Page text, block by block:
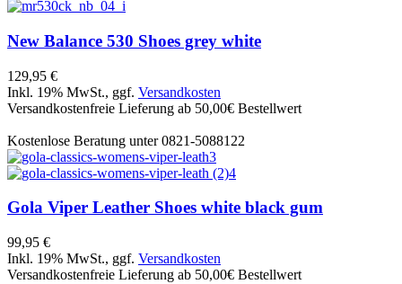
New Balance 530 Shoes grey white
129,95 €
Inkl. 19% MwSt., ggf. Versandkosten
Versandkostenfreie Lieferung ab 50,00€ Bestellwert
Kostenlose Beratung unter 0821-5088122
Gola Viper Leather Shoes white black gum
99,95 €
Inkl. 19% MwSt., ggf. Versandkosten
Versandkostenfreie Lieferung ab 50,00€ Bestellwert